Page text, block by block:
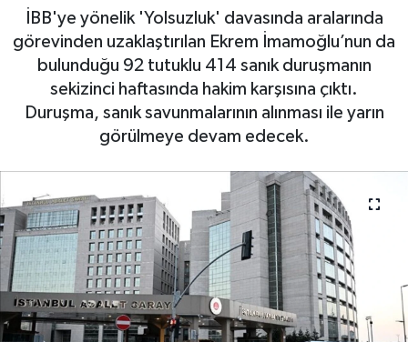
İBB'ye yönelik 'Yolsuzluk' davasında aralarında
görevinden uzaklaştırılan Ekrem İmamoğlu’nun da
bulunduğu 92 tutuklu 414 sanık duruşmanın
sekizinci haftasında hakim karşısına çıktı.
Duruşma, sanık savunmalarının alınması ile yarın
görülmeye devam edecek.